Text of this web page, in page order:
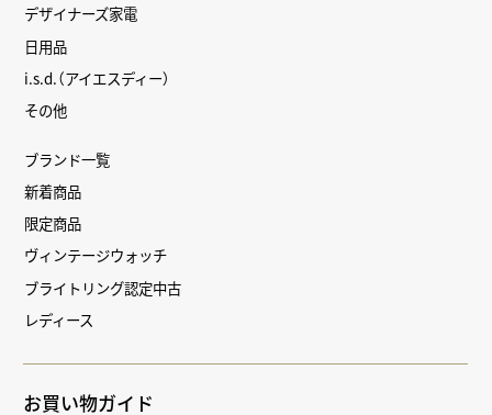
デザイナーズ家電
日用品
i.s.d.（アイエスディー）
その他
ブランド一覧
新着商品
限定商品
ヴィンテージウォッチ
ブライトリング認定中古
レディース
お買い物ガイド